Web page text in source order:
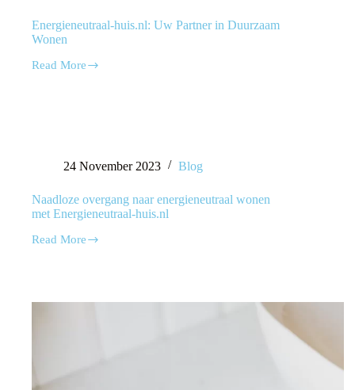
Energieneutraal-huis.nl: Uw Partner in Duurzaam
Wonen
Read More
24 November 2023 Blog
Naadloze overgang naar energieneutraal wonen
met Energieneutraal-huis.nl
Read More